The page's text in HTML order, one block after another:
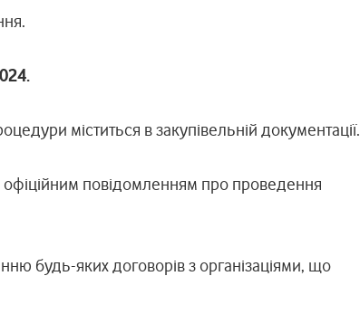
міститься в закупівельній документації.
повідомленням про проведення
будь-яких договорів з організаціями, що